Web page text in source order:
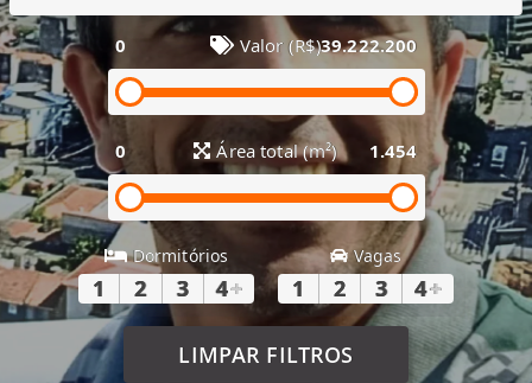
0 Valor (R$)39.222.200
0 Área total (m²) 1.454
Dormitórios
1 2 3 4+
Vagas
1 2 3 4+
LIMPAR FILTROS